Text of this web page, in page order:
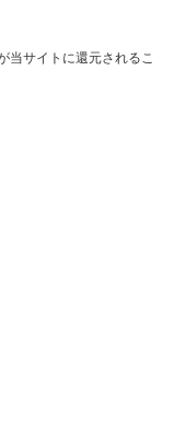
当サイトに還元されるこ